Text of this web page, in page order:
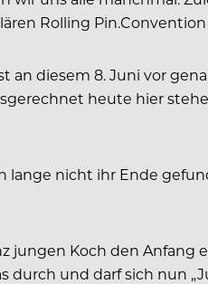
Rolling
diesem 8. Juni vor
heute hier
nicht ihr Ende
jungen Koch den
und darf sich nun